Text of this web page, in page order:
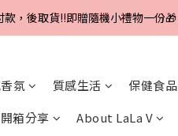
好友招募中，首購、回購皆贈100元
款，後取貨‼️即贈隨機小禮物一份🎁
氛 質感生活 保健食品
箱分享 About LaLa V